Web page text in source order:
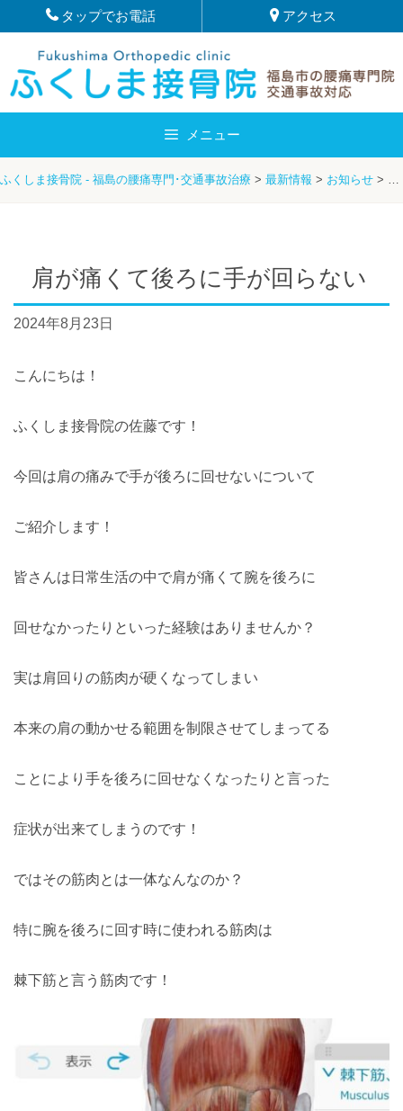
to
content
タップでお電話 アクセス
メニュー
ふくしま接骨院 - 福島の腰痛専門･交通事故治療 > 最新情報 > お知らせ > 肩
肩が痛くて後ろに手が回らない
2024年8月23日
こんにちは！
ふくしま接骨院の佐藤です！
今回は肩の痛みで手が後ろに回せないについて
ご紹介します！
皆さんは日常生活の中で肩が痛くて腕を後ろに
回せなかったりといった経験はありませんか？
実は肩回りの筋肉が硬くなってしまい
本来の肩の動かせる範囲を制限させてしまってる
ことにより手を後ろに回せなくなったりと言った
症状が出来てしまうのです！
ではその筋肉とは一体なんなのか？
特に腕を後ろに回す時に使われる筋肉は
棘下筋と言う筋肉です！